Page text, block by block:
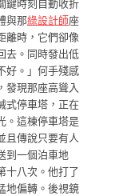
鍵時刻自動收折
與那綠設計師座
離時，它們卻像
去。同時發出低
好。」何手殘感
發現那座高聳入
式停車塔，正在
。這棟停車塔是
且傳說只要有人
到一個泊車地
十八次。他打了
地偏轉。後視鏡